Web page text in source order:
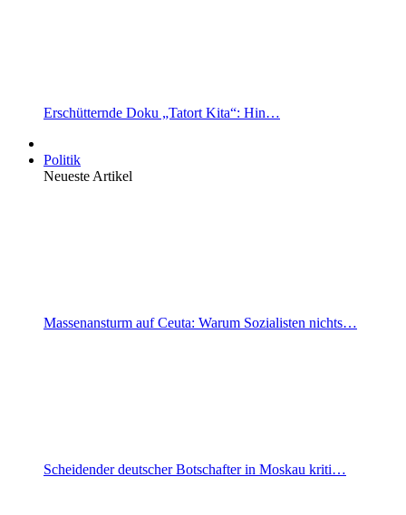
Erschütternde Doku „Tatort Kita“: Hin…
Politik
Neueste Artikel
Massenansturm auf Ceuta: Warum Sozialisten nichts…
Scheidender deutscher Botschafter in Moskau kriti…